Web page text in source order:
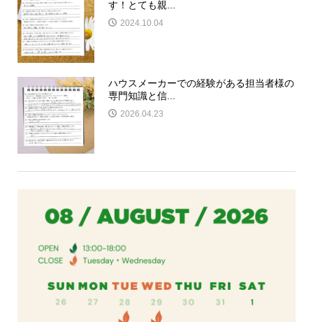
す！とても親...
2024.10.04
ハウスメーカーでの経験がある担当者様の
専門知識と信...
2026.04.23